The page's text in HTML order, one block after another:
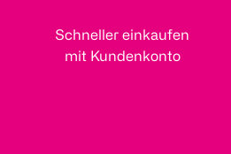
Schneller einkaufen
mit Kundenkonto